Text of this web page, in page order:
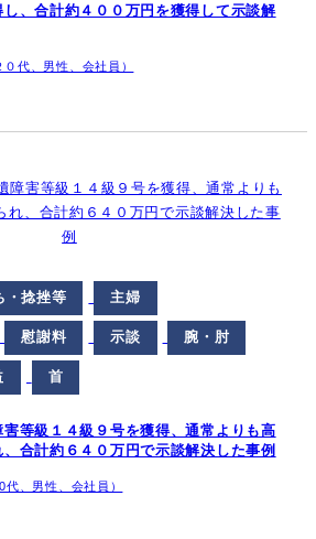
、合計約４００万円を獲得して示談解
代、男性、会社員）
・捻挫等 主婦
慰謝料 示談 腕・肘
首
等級１４級９号を獲得、通常よりも高
合計約６４０万円で示談解決した事例
、男性、会社員）